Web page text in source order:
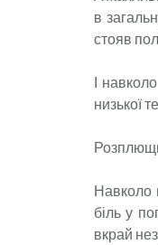
в
стояв
І
низької
Навколо
біль у
вкрай